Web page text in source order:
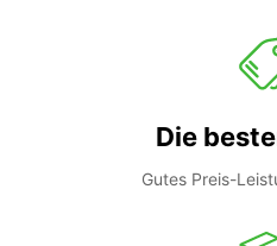
Die
Gutes Preis-